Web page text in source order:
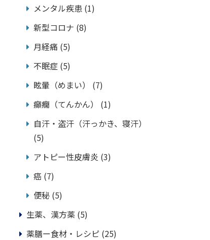
メンタル疾患 (1)
新型コロナ (8)
月経痛 (5)
不眠症 (5)
眩暈（めまい）
(7)
癲癇（てんかん）
(1)
自汗・盗汗（汗っかき、寝汗）
(5)
アトピー性皮膚炎 (3)
癌 (7)
便秘 (5)
生薬、漢方薬 (5)
薬膳ー食材・レシピ (25)